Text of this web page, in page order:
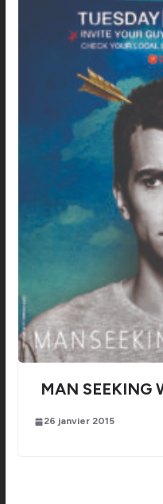
MAN SEEKING
26 janvier 2015